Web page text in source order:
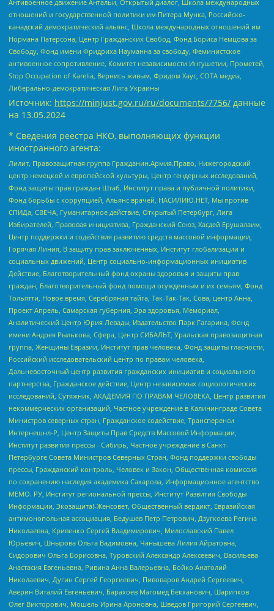
Антивоенное движение Антальи, Открытый диалог, Школа международных
отношений и государственной политики им Питера Мунка, Российско-
канадский демократический альянс, Школа международных отношений им
Нормана Патерсона, Центр Гражданских Свобод, Фонд Бориса Немцова за
Свободу, Фонд имени Фридриха Науманна за свободу, Феминистское
антивоенное сопротивление, Комитет независимости Ингушетии, Прометей,
Stop Occupation of Karelia, Вернись живым, Фридом Хаус, СОТА медиа,
Либерально-демократическая Лига Украины
Источник: https://minjust.gov.ru/ru/documents/7756/ данные
на 13.05.2024
* Сведения реестра НКО, выполняющих функции
иностранного агента:
Лилит, Правозащитная группа Гражданин.Армия.Право, Нижегородский
центр немецкой и европейской культуры, Центр гендерных исследований,
Фонд защиты прав граждан Штаб, Институт права и публичной политики,
Фонд борьбы с коррупцией, Альянс врачей, НАСИЛИЮ.НЕТ, Мы против
СПИДа, СВЕЧА, Гуманитарное действие, Открытый Петербург, Лига
Избирателей, Правовая инициатива, Гражданский Союз, Хасдей Ерушалаим,
Центр поддержки и содействия развитию средств массовой информации,
Горячая Линия, В защиту прав заключенных, Институт глобализации и
социальных движений, Центр социально-информационных инициатив
Действие, Благотворительный фонд охраны здоровья и защиты прав
граждан, Благотворительный фонд помощи осужденным и их семьям, Фонд
Тольятти, Новое время, Серебряная тайга, Так-Так-Так, Сова, центр Анна,
Проект Апрель, Самарская губерния, Эра здоровья, Мемориал,
Аналитический Центр Юрия Левады, Издательство Парк Гагарина, Фонд
имени Андрея Рылькова, Сфера, Центр СИБАЛЬТ, Уральская правозащитная
группа, Женщины Евразии, Институт прав человека, Фонд защиты гласности,
Российский исследовательский центр по правам человека,
Дальневосточный центр развития гражданских инициатив и социального
партнерства, Гражданское действие, Центр независимых социологических
исследований, Сутяжник, АКАДЕМИЯ ПО ПРАВАМ ЧЕЛОВЕКА, Центр развития
некоммерческих организаций, Частное учреждение в Калининграде Совета
Министров северных стран, Гражданское содействие, Трансперенси
Интернешнл-Р, Центр Защиты Прав Средств Массовой Информации,
Институт развития прессы - Сибирь, Частное учреждение в Санкт-
Петербурге Совета Министров Северных Стран, Фонд поддержки свободы
прессы, Гражданский контроль, Человек и Закон, Общественная комиссия
по сохранению наследия академика Сахарова, Информационное агентство
МЕМО. РУ, Институт региональной прессы, Институт Развития Свободы
Информации, Экозащита!-Женсовет, Общественный вердикт, Евразийская
антимонопольная ассоциация, Бедушев Петр Петрович, Дзугкоева Регина
Николаевна, Кривенко Сергей Владимирович, Милославский Павел
Юрьевич, Шнырова Ольга Вадимовна, Чанышева Лилия Айратовна,
Сидорович Ольга Борисовна, Туровский Александр Алексеевич, Васильева
Анастасия Евгеньевна, Ривина Анна Валерьевна, Бойко Анатолий
Николаевич, Дугин Сергей Георгиевич, Пивоваров Андрей Сергеевич,
Аверин Виталий Евгеньевич, Барахоев Магомед Бекханович, Шарипков
Олег Викторович, Мошель Ирина Ароновна, Шведов Григорий Сергеевич,